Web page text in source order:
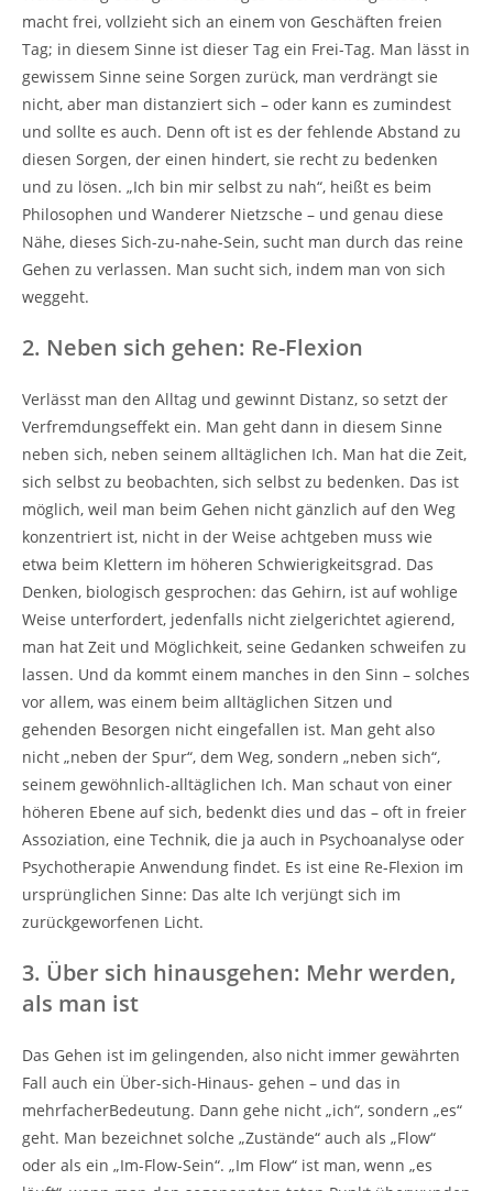
macht frei, vollzieht sich an einem von Geschäften freien
Tag; in diesem Sinne ist dieser Tag ein Frei-Tag. Man lässt in
gewissem Sinne seine Sorgen zurück, man verdrängt sie
nicht, aber man distanziert sich – oder kann es zumindest
und sollte es auch. Denn oft ist es der fehlende Abstand zu
diesen Sorgen, der einen hindert, sie recht zu bedenken
und zu lösen. „Ich bin mir selbst zu nah“, heißt es beim
Philosophen und Wanderer Nietzsche – und genau diese
Nähe, dieses Sich-zu-nahe-Sein, sucht man durch das reine
Gehen zu verlassen. Man sucht sich, indem man von sich
weggeht.
2. Neben sich gehen: Re-Flexion
Verlässt man den Alltag und gewinnt Distanz, so setzt der
Verfremdungseffekt ein. Man geht dann in diesem Sinne
neben sich, neben seinem alltäglichen Ich. Man hat die Zeit,
sich selbst zu beobachten, sich selbst zu bedenken. Das ist
möglich, weil man beim Gehen nicht gänzlich auf den Weg
konzentriert ist, nicht in der Weise achtgeben muss wie
etwa beim Klettern im höheren Schwierigkeitsgrad. Das
Denken, biologisch gesprochen: das Gehirn, ist auf wohlige
Weise unterfordert, jedenfalls nicht zielgerichtet agierend,
man hat Zeit und Möglichkeit, seine Gedanken schweifen zu
lassen. Und da kommt einem manches in den Sinn – solches
vor allem, was einem beim alltäglichen Sitzen und
gehenden Besorgen nicht eingefallen ist. Man geht also
nicht „neben der Spur“, dem Weg, sondern „neben sich“,
seinem gewöhnlich-alltäglichen Ich. Man schaut von einer
höheren Ebene auf sich, bedenkt dies und das – oft in freier
Assoziation, eine Technik, die ja auch in Psychoanalyse oder
Psychotherapie Anwendung findet. Es ist eine Re-Flexion im
ursprünglichen Sinne: Das alte Ich verjüngt sich im
zurückgeworfenen Licht.
3. Über sich hinausgehen: Mehr werden,
als man ist
Das Gehen ist im gelingenden, also nicht immer gewährten
Fall auch ein Über-sich-Hinaus- gehen – und das in
mehrfacherBedeutung. Dann gehe nicht „ich“, sondern „es“
geht. Man bezeichnet solche „Zustände“ auch als „Flow“
oder als ein „Im-Flow-Sein“. „Im Flow“ ist man, wenn „es